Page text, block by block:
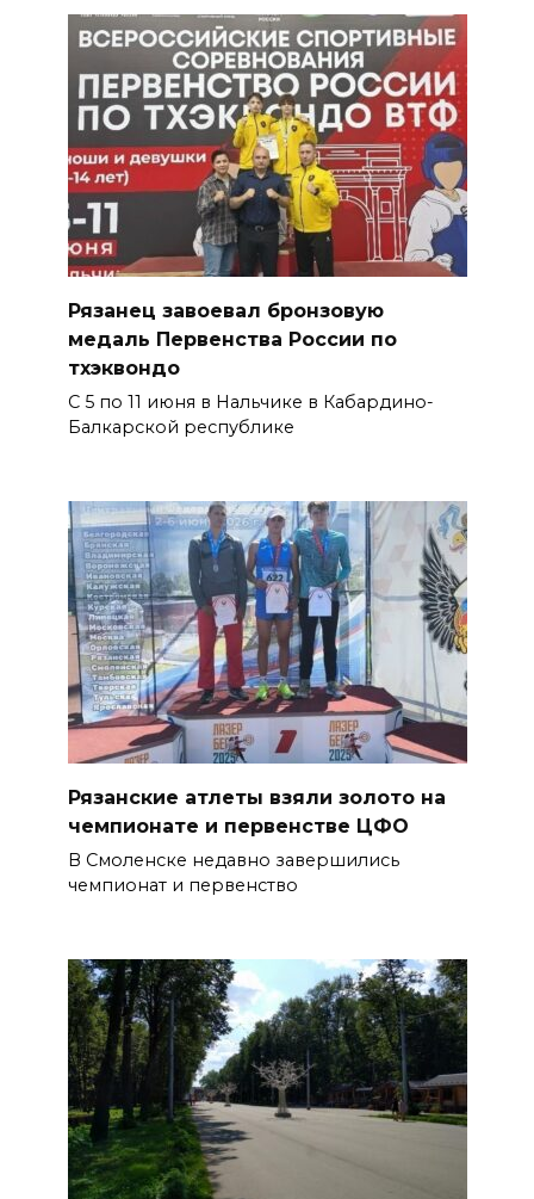
Рязанец завоевал бронзовую
медаль Первенства России по
тхэквондо
С 5 по 11 июня в Нальчике в Кабардино-
Балкарской республике
Рязанские атлеты взяли золото на
чемпионате и первенстве ЦФО
В Смоленске недавно завершились
чемпионат и первенство